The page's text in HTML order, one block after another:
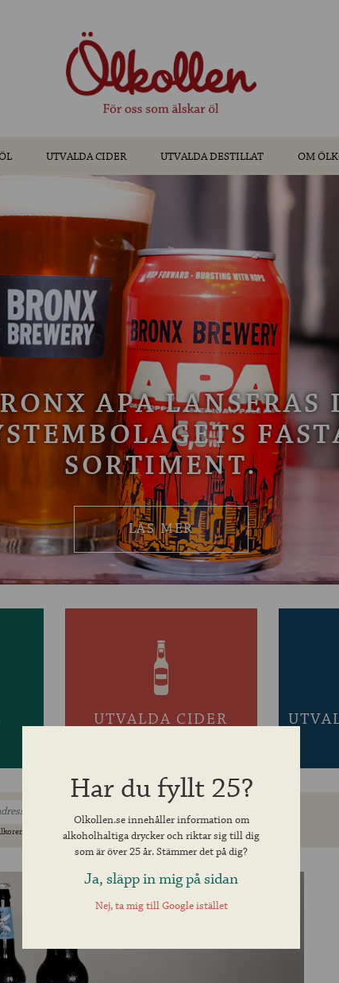
UTVALDA CIDER UTVALDA DESTILLAT OM
APA LANSERAS
SORTIMENT.
LÄS MER
UTVALDA CIDER
»
Har du fyllt 25?
Olkollen.se innehåller information om
alkoholhaltiga drycker och riktar sig till dig
som är över 25 år. Stämmer det på dig?
Ja, släpp in mig på sidan
Nej, ta mig till Google istället